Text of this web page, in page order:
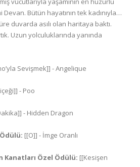
Bütün hayatının tek kadınıyla…
duvarda asılı olan haritaya baktı.
Uzun yolculuklarında yanında
Sevişmek]] - Angelique
- Poo
- Hidden Dragon
[[O]] - İmge Oranlı
Özel Ödülü: [[Kesişen